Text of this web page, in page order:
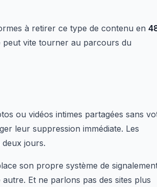
à retirer ce type de contenu en
peut vite tourner au parcours du
ou vidéos intimes partagées sans
leur suppression immédiate. Les
jours.
son propre système de
Et ne parlons pas des sites plus